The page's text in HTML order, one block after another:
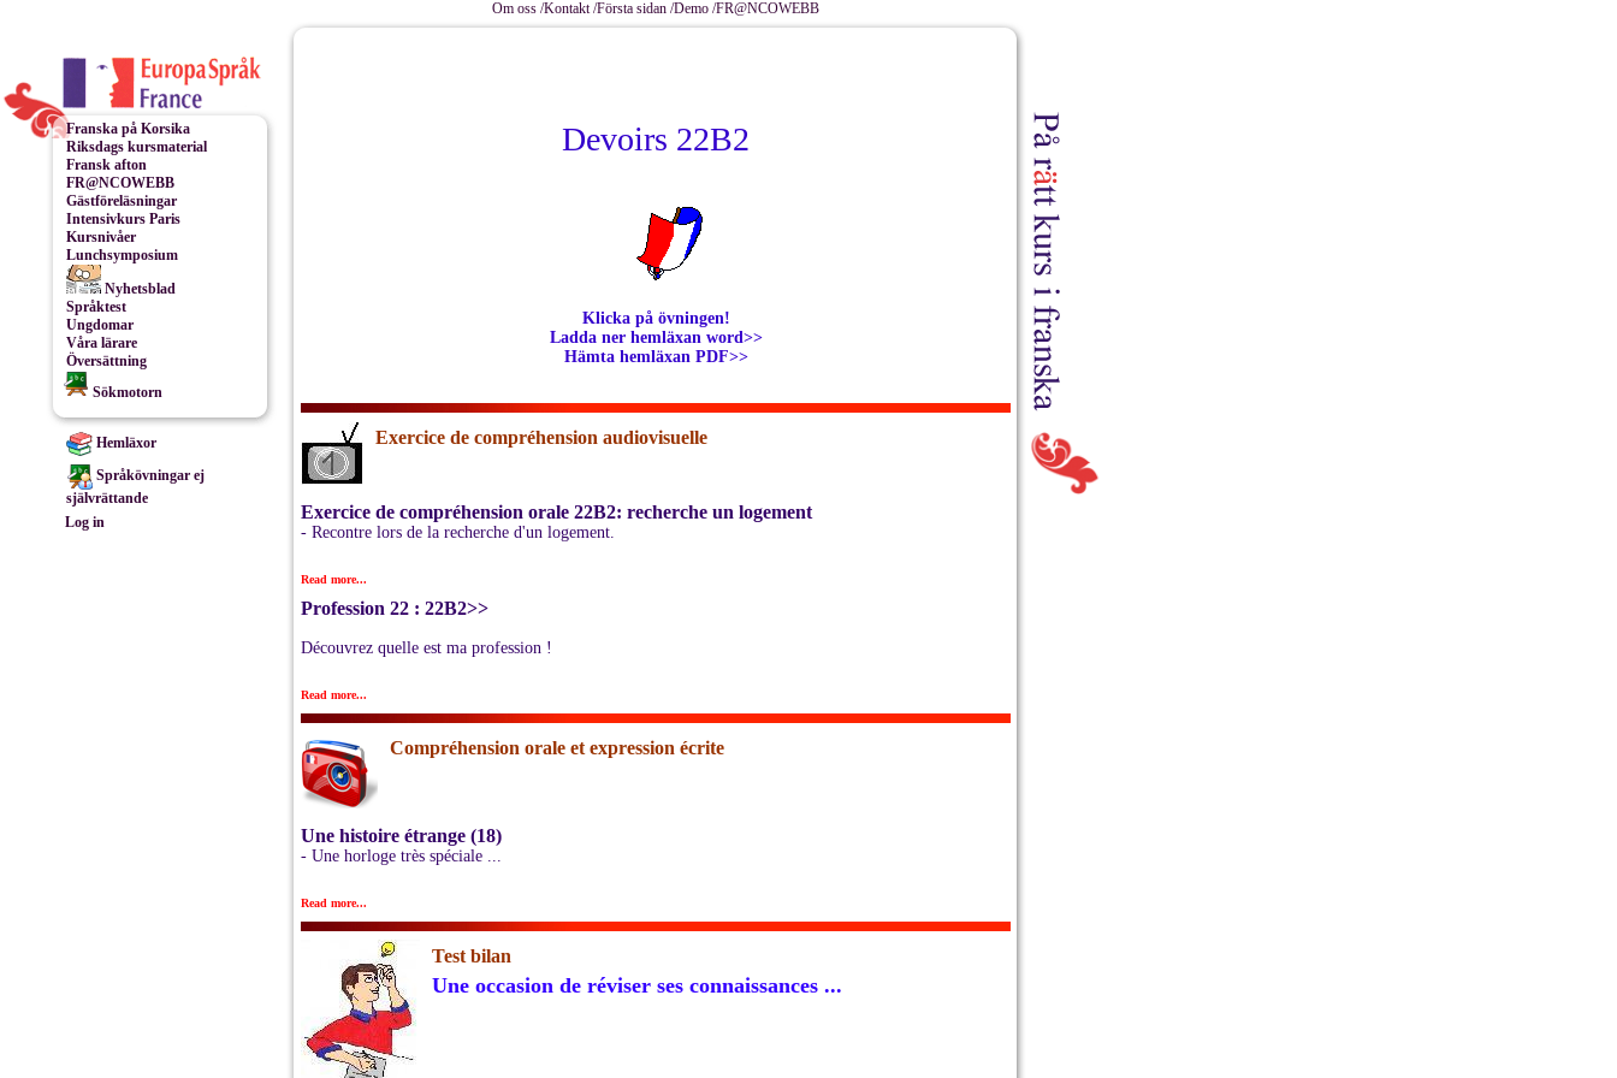
Om oss /Kontakt /Första sidan /Demo /FR@NCOWEBB
Franska på Korsika
Riksdags kursmaterial
Fransk afton
FR@NCOWEBB
Gästföreläsningar
Intensivkurs Paris
Kursnivåer
Lunchsymposium
Nyhetsblad
Språktest
Ungdomar
Våra lärare
Översättning
Sökmotorn
Hemläxor
Språkövningar ej
självrättande
Log in
Devoirs 22B2
Klicka på övningen!
Ladda ner hemläxan word>>
Hämta hemläxan PDF>>
Exercice de compréhension audiovisuelle
Exercice de compréhension orale 22B2: recherche un logement
- Recontre lors de la recherche d'un logement.
Read more...
Profession 22 : 22B2>>
Découvrez quelle est ma profession !
Read more...
Compréhension orale et expression écrite
Une histoire étrange (18)
- Une horloge très spéciale ...
Read more...
Test bilan
Une occasion de réviser ses connaissances ...